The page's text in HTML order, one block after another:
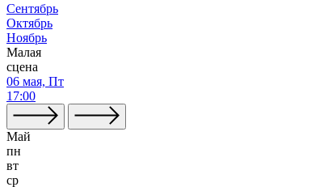
Сентябрь
Октябрь
Ноябрь
Малая
сцена
06 мая, Пт
17:00
Май
пн
вт
ср